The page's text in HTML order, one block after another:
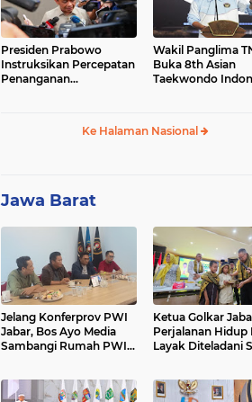
Presiden Prabowo
Instruksikan Percepatan
Penanganan
Wakil Panglima
Buka 8th Asian
Taekwondo
Ke Halaman Nasional
Jawa Barat
Jelang Konferprov PWI
Jabar, Bos Ayo Media
Sambangi Rumah PWI
Ketua Golkar
Perjalanan Hidup
Layak Diteladani